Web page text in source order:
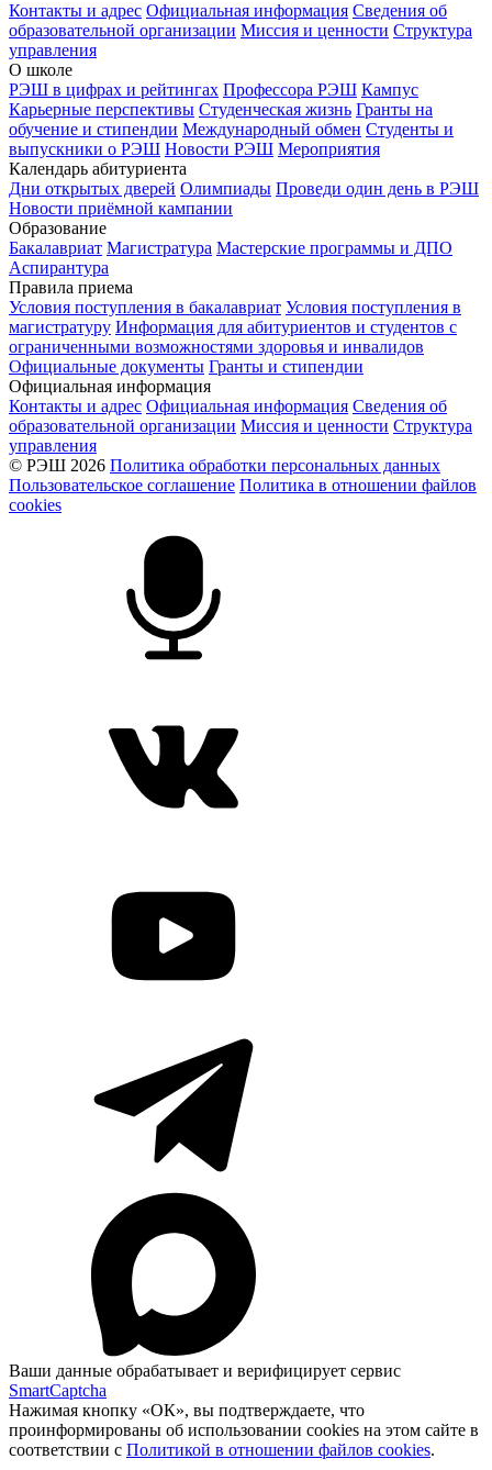
Контакты и адрес Официальная информация Сведения об
образовательной организации Миссия и ценности Структура
управления
О школе
РЭШ в цифрах и рейтингах Профессора РЭШ Кампус
Карьерные перспективы Студенческая жизнь Гранты на
обучение и стипендии Международный обмен Студенты и
выпускники о РЭШ Новости РЭШ Мероприятия
Календарь абитуриента
Дни открытых дверей Олимпиады Проведи один день в РЭШ
Новости приёмной кампании
Образование
Бакалавриат Магистратура Мастерские программы и ДПО
Аспирантура
Правила приема
Условия поступления в бакалавриат Условия поступления в
магистратуру Информация для абитуриентов и студентов с
ограниченными возможностями здоровья и инвалидов
Официальные документы Гранты и стипендии
Официальная информация
Контакты и адрес Официальная информация Сведения об
образовательной организации Миссия и ценности Структура
управления
© РЭШ 2026 Политика обработки персональных данных
Пользовательское соглашение Политика в отношении файлов
cookies
Ваши данные обрабатывает и верифицирует сервис
SmartCaptcha
Нажимая кнопку «ОК», вы подтверждаете, что
проинформированы об использовании cookies на этом сайте в
соответствии с Политикой в отношении файлов cookies.